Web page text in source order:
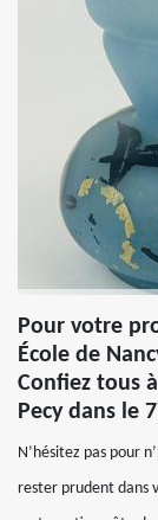
Pour votre
École de
Confiez tous
Pecy dans le
N’hésitez pas pour
rester prudent dans